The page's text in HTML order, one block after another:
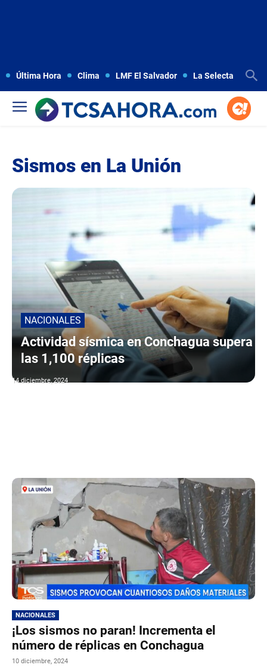
Última Hora Clima LMF El Salvador La Selecta
Sismos en La Unión
NACIONALES
Actividad sísmica en Conchagua supera
las 1,100 réplicas
14 diciembre, 2024
NACIONALES
¡Los sismos no paran! Incrementa el
número de réplicas en Conchagua
10 diciembre, 2024